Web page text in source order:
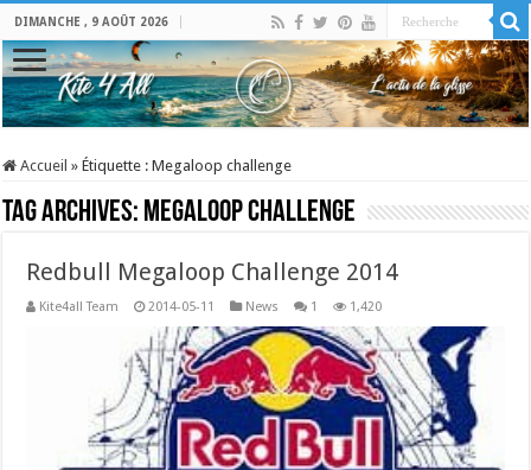
DIMANCHE , 9 AOÛT 2026
Accueil » Étiquette :Megaloop challenge
Tag Archives: Megaloop challenge
Redbull Megaloop Challenge 2014
Kite4all Team 2014-05-11 News 1 1,420